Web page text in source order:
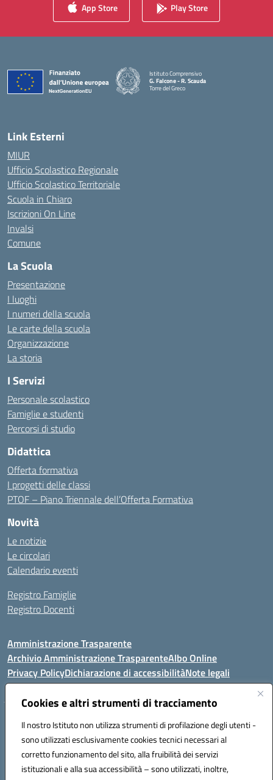
Cookies e altri strumenti di tracciamento
Il nostro Istituto non utilizza strumenti di profilazione degli utenti -
sono utilizzati esclusivamente cookies tecnici necessari al
corretto funzionamento del sito, alla fruibilità dei servizi
istituzionali e alla sua accessibilità – sono utilizzati, inoltre,
App Store Play Store
Istituto Comprensivo
G. Falcone - R. Scauda
Torre del Greco
Link Esterni
MIUR
Ufficio Scolastico Regionale
Ufficio Scolastico Territoriale
Scuola in Chiaro
Iscrizioni On Line
Invalsi
Comune
La Scuola
Presentazione
I luoghi
I numeri della scuola
Le carte della scuola
Organizzazione
La storia
I Servizi
Personale scolastico
Famiglie e studenti
Percorsi di studio
Didattica
Offerta formativa
I progetti delle classi
PTOF – Piano Triennale dell’Offerta Formativa
Novità
Le notizie
Le circolari
Calendario eventi
Registro Famiglie
Registro Docenti
Amministrazione Trasparente
Archivio Amministrazione TrasparenteAlbo Online
Privacy PolicyDichiarazione di accessibilitàNote legali
Istituto Comprensivo Statale
Via Cupa Campanariello, 5 - 80059, Torre del Greco (NA)
Tel. +39 0818834377 - Fax +39 0818834377 - Cod.Fisc. 95170530638
Email: naic8df00a@istruzione.it - PEC: naic8df00a@pec.istruzione.it